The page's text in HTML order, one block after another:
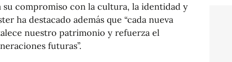
su compromiso con la cultura, la identidad y
ha destacado además que “cada nueva
nuestro patrimonio y refuerza el
futuras”.